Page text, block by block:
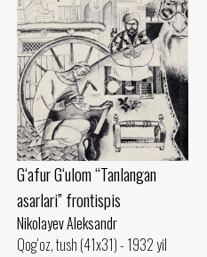
G‘afur G‘ulom “Tanlangan
asarlari” frontispis
Nikolayev Aleksandr
Qog‘oz, tush (41x31) - 1932 yil